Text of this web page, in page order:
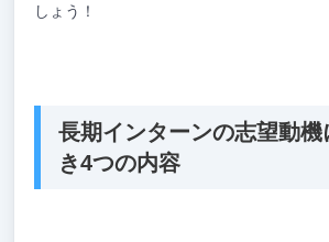
しょう！
長期インターンの志望動機
き4つの内容